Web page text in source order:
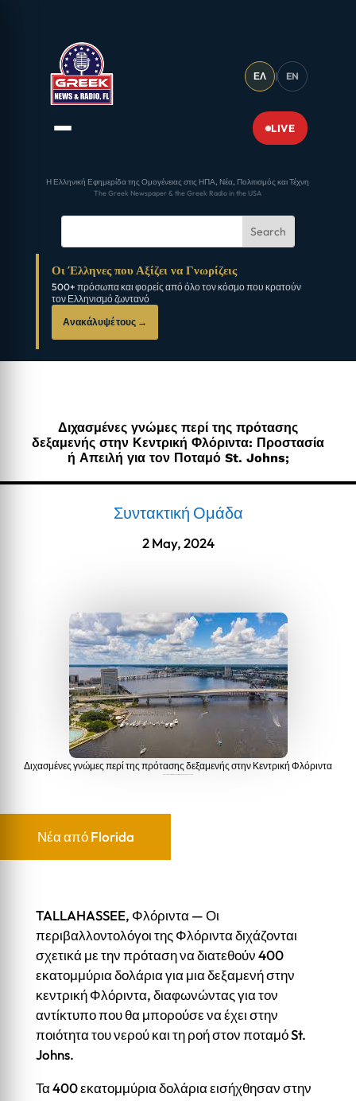
ΕΛ | EN
LIVE
Η Ελληνική Εφημερίδα της Ομογένειας στις ΗΠΑ, Νέα, Πολιτισμός και Τέχνη
The Greek Newspaper & the Greek Radio in the USA
Οι Έλληνες που Αξίζει να Γνωρίζεις
500+ πρόσωπα και φορείς από όλο τον κόσμο που κρατούν
τον Ελληνισμό ζωντανό
Ανακάλυψέ τους →
Διχασμένες γνώμες περί της πρότασης
δεξαμενής στην Κεντρική Φλόριντα: Προστασία
ή Απειλή για τον Ποταμό St. Johns;
Συντακτική Ομάδα
2 May, 2024
Διχασμένες γνώμες περί της πρότασης δεξαμενής στην Κεντρική Φλόριντα
Νέα από Florida
TALLAHASSEE, Φλόριντα — Οι
περιβαλλοντολόγοι της Φλόριντα διχάζονται
σχετικά με την πρόταση να διατεθούν 400
εκατομμύρια δολάρια για μια δεξαμενή στην
κεντρική Φλόριντα, διαφωνώντας για τον
αντίκτυπο που θα μπορούσε να έχει στην
ποιότητα του νερού και τη ροή στον ποταμό St.
Johns.
Τα 400 εκατομμύρια δολάρια εισήχθησαν στην